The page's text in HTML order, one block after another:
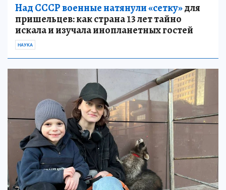
Над СССР военные натянули «сетку»для
пришельцев: как страна 13 лет тайно
искала и изучала инопланетных гостей
НАУКА